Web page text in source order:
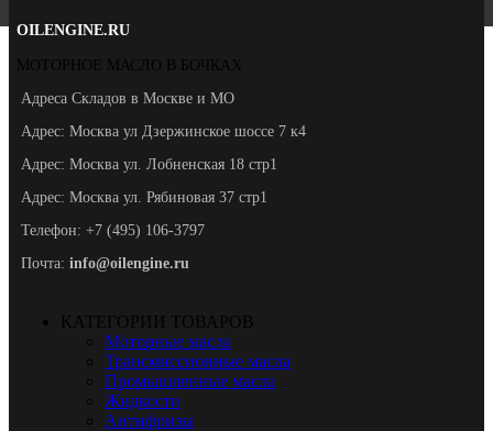
OILENGINE.RU
МОТОРНОЕ МАСЛО В БОЧКАХ
Адреса Складов в Москве и МО
Адрес: Москва ул Дзержинское шоссе 7 к4
Адрес: Москва ул. Лобненская 18 стр1
Адрес: Москва ул. Рябиновая 37 стр1
Телефон: +7 (495) 106-3797
Почта: info@oilengine.ru
КАТЕГОРИИ ТОВАРОВ
Моторные масла
Трансмиссионные масла
Промышленные масла
Жидкости
Антифризы